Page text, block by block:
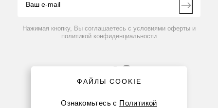
Контакты
Нажимая кнопку, Вы соглашаетесь с условиями оферты и
политикой конфиденциальности
ФАЙЛЫ COOKIE
Ознакомьтесь с Политикой